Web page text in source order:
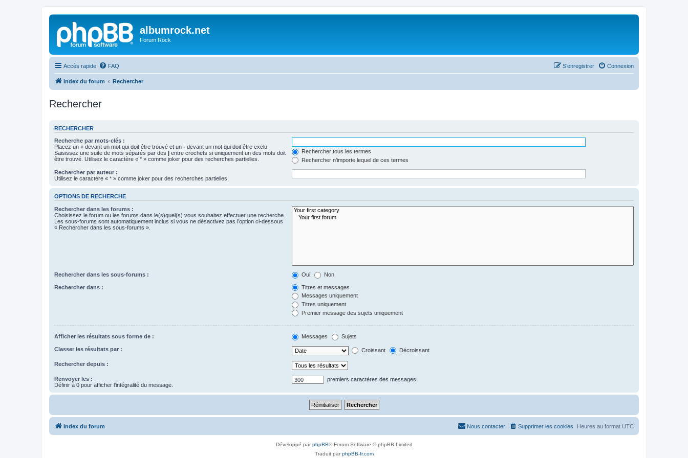
albumrock.net
Forum Rock
Accès rapide FAQ Connexion
S’enregistrer
Index du forum Rechercher
Rechercher
RECHERCHER
Recherche par mots-clés :
Placez un + devant un mot qui doit être trouvé et un - devant un mot qui doit être exclu.
Saisissez une suite de mots séparés par des | entre crochets si uniquement un des mots doit
être trouvé. Utilisez le caractère « * » comme joker pour des recherches partielles.
Rechercher tous les termes
Rechercher n’importe lequel de ces termes
Rechercher par auteur :
Utilisez le caractère « * » comme joker pour des recherches partielles.
OPTIONS DE RECHERCHE
Rechercher dans les forums :
Choisissez le forum ou les forums dans le(s)quel(s) vous souhaitez effectuer une recherche.
Les sous-forums sont automatiquement inclus si vous ne désactivez pas l’option ci-dessous
« Rechercher dans les sous-forums ».
Rechercher dans les sous-forums : Oui Non
Rechercher dans :
Titres et messages
Messages uniquement
Titres uniquement
Premier message des sujets uniquement
Afficher les résultats sous forme de : Messages Sujets
Classer les résultats par : Croissant Décroissant
Rechercher depuis :
Renvoyer les :
Définir à 0 pour afficher l’intégralité du message.
premiers caractères des messages
Index du forum Heures au format UTC
Supprimer les cookies
Nous contacter
Développé parphpBB® Forum Software © phpBB Limited
Traduit parphpBB-fr.com